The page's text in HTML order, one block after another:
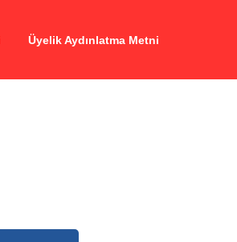
Üyelik Aydınlatma Metni